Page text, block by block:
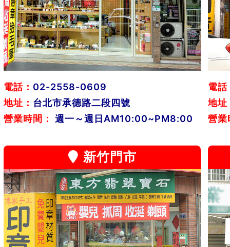
電話： 02-2558-0609
地址： 台北市承德路二段四號
營業時間：
週一～週日AM10:00~PM8:00
電話
地址
營業
新竹門市